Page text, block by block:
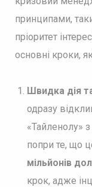
принципами,
пріоритет
основні кроки,
Швидка дія
одразу
«Тайленолу»
попри те, що
мільйонів
крок, адже